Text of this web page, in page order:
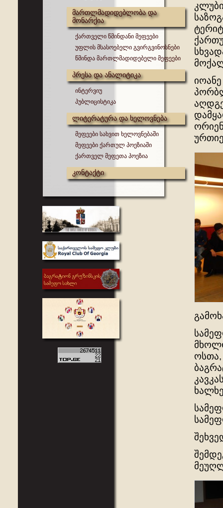
მართლმადიდებლობა და
მონარქია
ქართველი წმინდანი მეფეები
უფლის მსასოებელი გვირგვინოსნები
წმინდა მართლმადიდებელი მეფეები
პრესა და ანალიტიკა
ინტერვიუ
პუბლიცისტიკა
ლიტერატურა და ხელოვნება
მეფეები სახვით ხელოვნებაში
მეფეები ქართულ პოეზიაში
ქართველ მეფეთა პოეზია
კონტაქტი
ოსთა,